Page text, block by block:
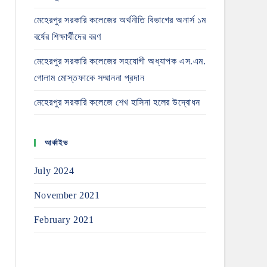
মেহেরপুর সরকারি কলেজের অর্থনীতি বিভাগের অনার্স ১ম
বর্ষের শিক্ষার্থীদের বরণ
মেহেরপুর সরকারি কলেজের সহযোগী অধ্যাপক এস.এম.
গোলাম মোস্তফাকে সম্মাননা প্রদান
মেহেরপুর সরকারি কলেজে শেখ হাসিনা হলের উদ্বোধন
আর্কাইভ
July 2024
November 2021
February 2021